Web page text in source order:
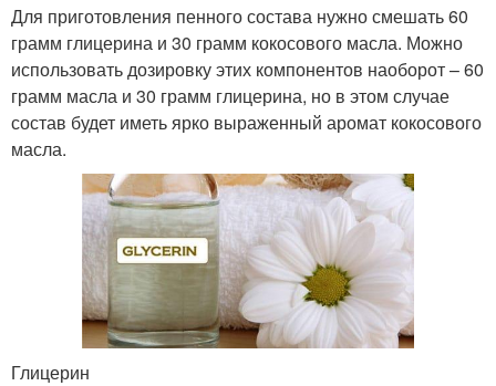
Для приготовления пенного состава нужно смешать 60
грамм глицерина и 30 грамм кокосового масла. Можно
использовать дозировку этих компонентов наоборот – 60
грамм масла и 30 грамм глицерина, но в этом случае
состав будет иметь ярко выраженный аромат кокосового
масла.
Глицерин